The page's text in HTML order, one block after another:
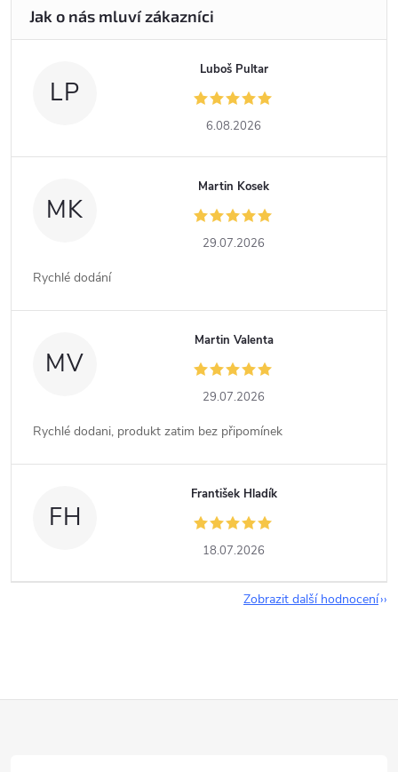
LP
Luboš Pultar
6.08.2026
MK
Martin Kosek
29.07.2026
Rychlé dodání
MV
Martin Valenta
29.07.2026
Rychlé dodani, produkt zatim bez připomínek
FH
František Hladík
18.07.2026
Zobrazit další hodnocení